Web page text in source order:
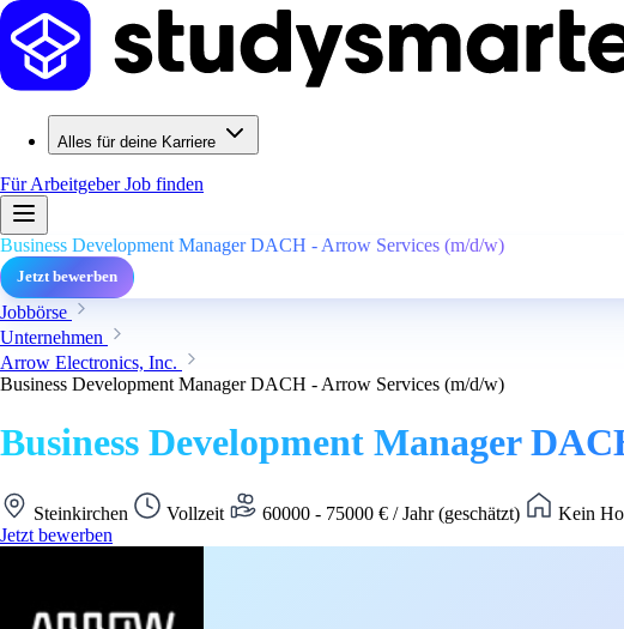
Alles für deine Karriere
Für ArbeitgeberJob finden
Business Development Manager DACH - Arrow Services (m/d/w)
Jetzt bewerben
Jobbörse
Unternehmen
Arrow Electronics, Inc.
Business Development Manager DACH - Arrow Services (m/d/w)
Business Development Manager
Steinkirchen Vollzeit 60000 - 75000 € / Jahr (geschätzt)
Kein
Jetzt bewerben